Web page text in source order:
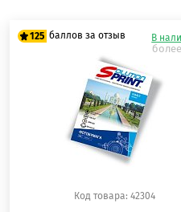
125 баллов за отзыв
125 баллов
125 баллов
В
Код товара: 42304